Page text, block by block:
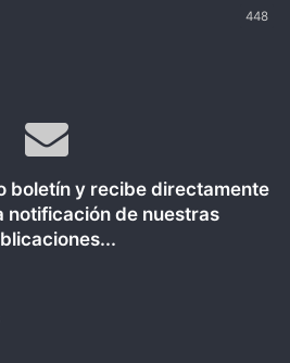
448
boletín y recibe directamente
notificación de nuestras